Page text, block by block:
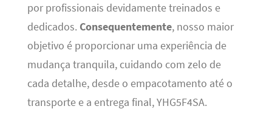
por profissionais devidamente treinados e
dedicados. Consequentemente, nosso maior
objetivo é proporcionar uma experiência de
mudança tranquila, cuidando com zelo de
cada detalhe, desde o empacotamento até o
transporte e a entrega final, YHG5F4SA.